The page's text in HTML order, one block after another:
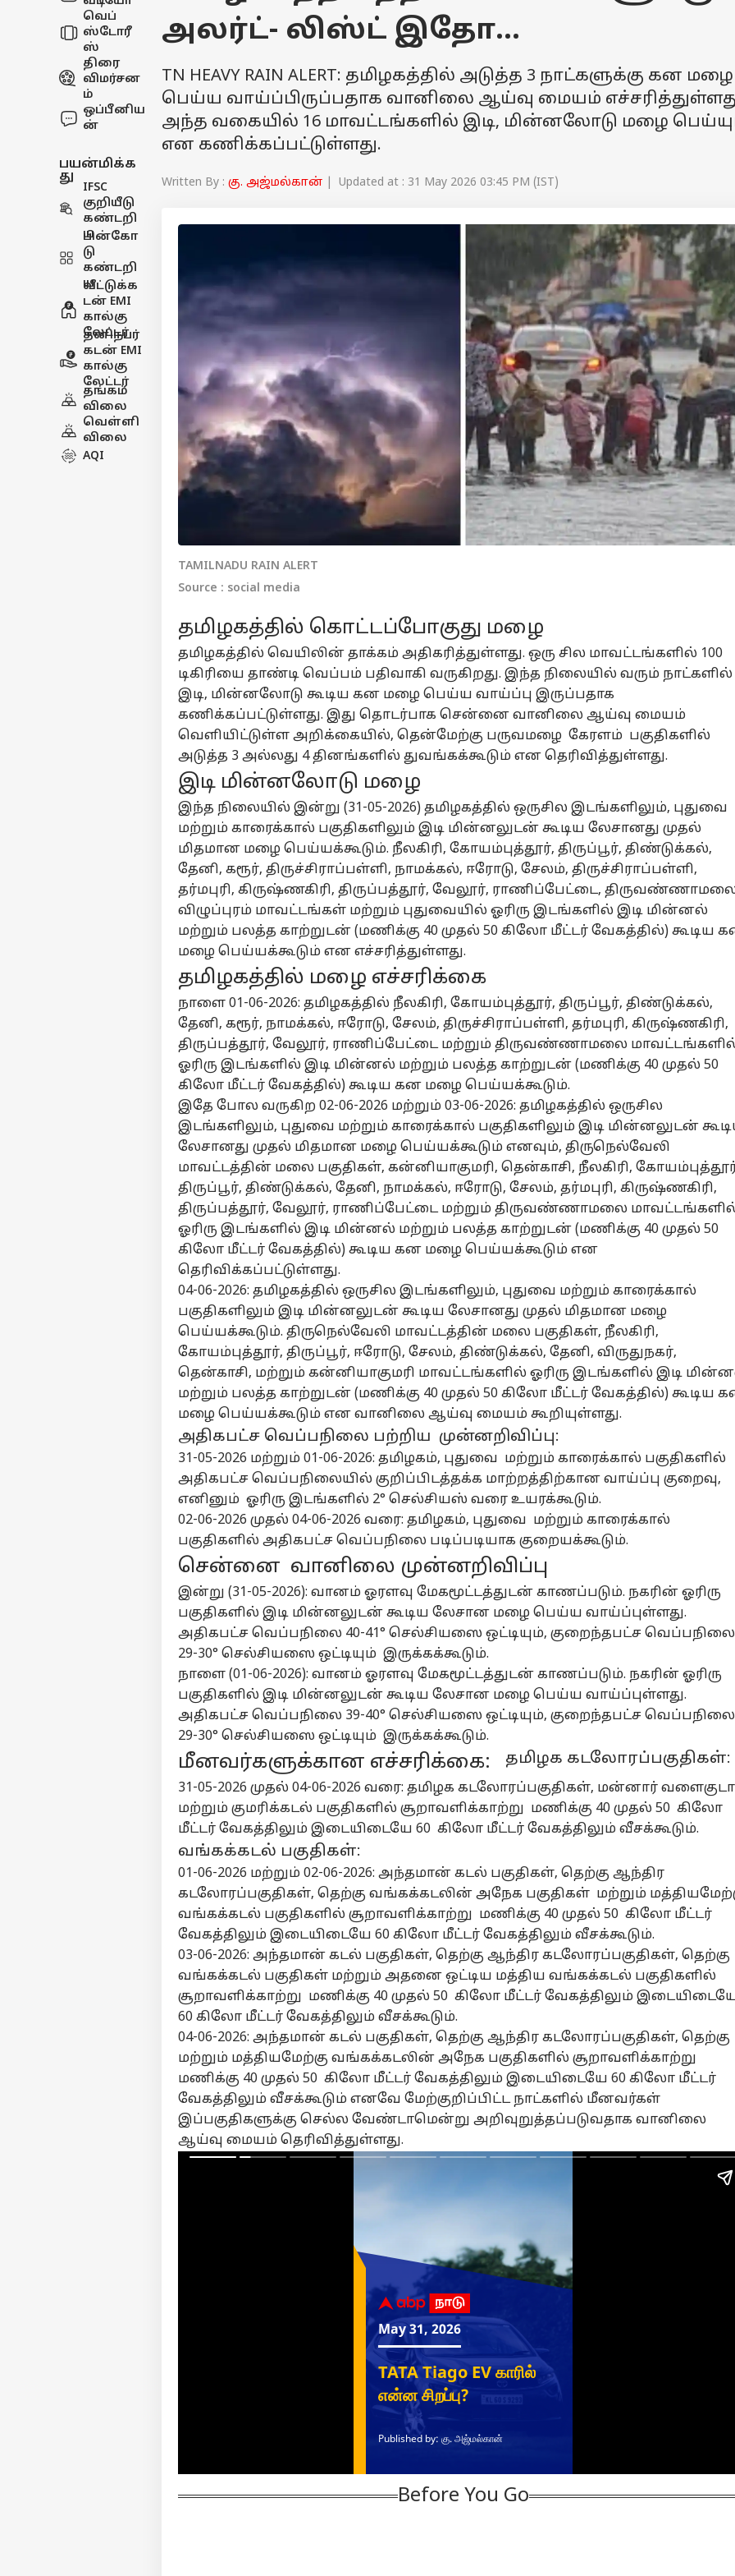
வெப்
ஸ்டோரீ
ஸ்
திரை
விமர்சன
ம்
ஒப்பீனிய
ன்
பயன்மிக்க
து
IFSC
குறியீடு
கண்டறி
ய
பின்கோ
டு
கண்டறி
ய
வீட்டுக்க
டன் EMI
கால்கு
லேட்டர்
தனிநபர்
கடன் EMI
கால்கு
லேட்டர்
தங்கம்
விலை
வெள்ளி
விலை
AQI
அலர்ட்- லிஸ்ட் இதோ...
TN HEAVY RAIN ALERT: தமிழகத்தில் அடுத்த 3 நாட்களுக்கு கன மழை
பெய்ய வாய்ப்பிருப்பதாக வானிலை ஆய்வு மையம்
அந்த வகையில் 16 மாவட்டங்களில் இடி, மின்னலோடு மழை
என கணிக்கப்பட்டுள்ளது.
Written By : கு. அஜ்மல்கான் | Updated at : 31 May 2026 03:45 PM (IST)
TAMILNADU RAIN ALERT
Source : social media
தமிழகத்தில் கொட்டப்போகுது மழை
தமிழகத்தில் வெயிலின் தாக்கம் அதிகரித்துள்ளது. ஒரு சில மாவட்டங்களில் 100
டிகிரியை தாண்டி வெப்பம் பதிவாகி வருகிறது. இந்த நிலையில் வரும் நாட்களில்
இடி, மின்னலோடு கூடிய கன மழை பெய்ய வாய்ப்பு இருப்பதாக
கணிக்கப்பட்டுள்ளது. இது தொடர்பாக சென்னை வானிலை ஆய்வு மையம்
வெளியிட்டுள்ள அறிக்கையில், தென்மேற்கு பருவமழை கேரளம் பகுதிகளில்
அடுத்த 3 அல்லது 4 தினங்களில் துவங்கக்கூடும் என தெரிவித்துள்ளது.
இடி மின்னலோடு மழை
இந்த நிலையில் இன்று (31-05-2026) தமிழகத்தில் ஒருசில இடங்களிலும், புதுவை
மற்றும் காரைக்கால் பகுதிகளிலும் இடி மின்னலுடன் கூடிய லேசானது முதல்
மிதமான மழை பெய்யக்கூடும். நீலகிரி, கோயம்புத்தூர், திருப்பூர், திண்டுக்கல்,
தேனி, கரூர், திருச்சிராப்பள்ளி, நாமக்கல், ஈரோடு, சேலம், திருச்சிராப்பள்ளி,
தர்மபுரி, கிருஷ்ணகிரி, திருப்பத்தூர், வேலூர், ராணிப்பேட்டை,
விழுப்புரம் மாவட்டங்கள் மற்றும் புதுவையில் ஓரிரு இடங்களில் இடி மின்னல்
மற்றும் பலத்த காற்றுடன் (மணிக்கு 40 முதல் 50 கிலோ மீட்டர் வேகத்தில்) கூடிய
மழை பெய்யக்கூடும் என எச்சரித்துள்ளது.
தமிழகத்தில் மழை எச்சரிக்கை
நாளை 01-06-2026: தமிழகத்தில் நீலகிரி, கோயம்புத்தூர், திருப்பூர், திண்டுக்கல்,
தேனி, கரூர், நாமக்கல், ஈரோடு, சேலம், திருச்சிராப்பள்ளி, தர்மபுரி, கிருஷ்ணகிரி,
திருப்பத்தூர், வேலூர், ராணிப்பேட்டை மற்றும் திருவண்ணாமலை
ஓரிரு இடங்களில் இடி மின்னல் மற்றும் பலத்த காற்றுடன் (மணிக்கு 40 முதல் 50
கிலோ மீட்டர் வேகத்தில்) கூடிய கன மழை பெய்யக்கூடும்.
இதே போல வருகிற 02-06-2026 மற்றும் 03-06-2026: தமிழகத்தில் ஒருசில
இடங்களிலும், புதுவை மற்றும் காரைக்கால் பகுதிகளிலும் இடி மின்னலுடன்
லேசானது முதல் மிதமான மழை பெய்யக்கூடும் எனவும், திருநெல்வேலி
மாவட்டத்தின் மலை பகுதிகள், கன்னியாகுமரி, தென்காசி, நீலகிரி,
திருப்பூர், திண்டுக்கல், தேனி, நாமக்கல், ஈரோடு, சேலம், தர்மபுரி, கிருஷ்ணகிரி,
திருப்பத்தூர், வேலூர், ராணிப்பேட்டை மற்றும் திருவண்ணாமலை
ஓரிரு இடங்களில் இடி மின்னல் மற்றும் பலத்த காற்றுடன் (மணிக்கு 40 முதல் 50
கிலோ மீட்டர் வேகத்தில்) கூடிய கன மழை பெய்யக்கூடும் என
தெரிவிக்கப்பட்டுள்ளது.
04-06-2026: தமிழகத்தில் ஒருசில இடங்களிலும், புதுவை மற்றும் காரைக்கால்
பகுதிகளிலும் இடி மின்னலுடன் கூடிய லேசானது முதல் மிதமான மழை
பெய்யக்கூடும். திருநெல்வேலி மாவட்டத்தின் மலை பகுதிகள், நீலகிரி,
கோயம்புத்தூர், திருப்பூர், ஈரோடு, சேலம், திண்டுக்கல், தேனி, விருதுநகர்,
தென்காசி, மற்றும் கன்னியாகுமரி மாவட்டங்களில் ஓரிரு இடங்களில் இடி
மற்றும் பலத்த காற்றுடன் (மணிக்கு 40 முதல் 50 கிலோ மீட்டர் வேகத்தில்) கூடிய
மழை பெய்யக்கூடும் என வானிலை ஆய்வு மையம் கூறியுள்ளது.
அதிகபட்ச வெப்பநிலை பற்றிய முன்னறிவிப்பு:
31-05-2026 மற்றும் 01-06-2026: தமிழகம், புதுவை மற்றும் காரைக்கால் பகுதிகளில்
அதிகபட்ச வெப்பநிலையில் குறிப்பிடத்தக்க மாற்றத்திற்கான வாய்ப்பு குறைவு,
எனினும் ஓரிரு இடங்களில் 2° செல்சியஸ் வரை உயரக்கூடும்.
02-06-2026 முதல் 04-06-2026 வரை: தமிழகம், புதுவை மற்றும் காரைக்கால்
பகுதிகளில் அதிகபட்ச வெப்பநிலை படிப்படியாக குறையக்கூடும்.
சென்னை வானிலை முன்னறிவிப்பு
இன்று (31-05-2026): வானம் ஓரளவு மேகமூட்டத்துடன் காணப்படும். நகரின் ஓரிரு
பகுதிகளில் இடி மின்னலுடன் கூடிய லேசான மழை பெய்ய வாய்ப்புள்ளது.
அதிகபட்ச வெப்பநிலை 40-41° செல்சியஸை ஒட்டியும், குறைந்தபட்ச வெப்பநிலை
29-30° செல்சியஸை ஒட்டியும் இருக்கக்கூடும்.
நாளை (01-06-2026): வானம் ஓரளவு மேகமூட்டத்துடன் காணப்படும். நகரின் ஓரிரு
பகுதிகளில் இடி மின்னலுடன் கூடிய லேசான மழை பெய்ய வாய்ப்புள்ளது.
அதிகபட்ச வெப்பநிலை 39-40° செல்சியஸை ஒட்டியும், குறைந்தபட்ச வெப்பநிலை
29-30° செல்சியஸை ஒட்டியும் இருக்கக்கூடும்.
மீனவர்களுக்கான எச்சரிக்கை: தமிழக கடலோரப்பகுதிகள்:
31-05-2026 முதல் 04-06-2026 வரை: தமிழக கடலோரப்பகுதிகள், மன்னார் வளைகுடா
மற்றும் குமரிக்கடல் பகுதிகளில் சூறாவளிக்காற்று மணிக்கு 40 முதல் 50 கிலோ
மீட்டர் வேகத்திலும் இடையிடையே 60 கிலோ மீட்டர் வேகத்திலும் வீசக்கூடும்.
வங்கக்கடல் பகுதிகள்:
01-06-2026 மற்றும் 02-06-2026: அந்தமான் கடல் பகுதிகள், தெற்கு ஆந்திர
கடலோரப்பகுதிகள், தெற்கு வங்கக்கடலின் அநேக பகுதிகள் மற்றும்
வங்கக்கடல் பகுதிகளில் சூறாவளிக்காற்று மணிக்கு 40 முதல் 50 கிலோ மீட்டர்
வேகத்திலும் இடையிடையே 60 கிலோ மீட்டர் வேகத்திலும் வீசக்கூடும்.
03-06-2026: அந்தமான் கடல் பகுதிகள், தெற்கு ஆந்திர கடலோரப்பகுதிகள், தெற்கு
வங்கக்கடல் பகுதிகள் மற்றும் அதனை ஒட்டிய மத்திய வங்கக்கடல் பகுதிகளில்
சூறாவளிக்காற்று மணிக்கு 40 முதல் 50 கிலோ மீட்டர் வேகத்திலும்
60 கிலோ மீட்டர் வேகத்திலும் வீசக்கூடும்.
04-06-2026: அந்தமான் கடல் பகுதிகள், தெற்கு ஆந்திர கடலோரப்பகுதிகள், தெற்கு
மற்றும் மத்தியமேற்கு வங்கக்கடலின் அநேக பகுதிகளில் சூறாவளிக்காற்று
மணிக்கு 40 முதல் 50 கிலோ மீட்டர் வேகத்திலும் இடையிடையே 60 கிலோ மீட்டர்
வேகத்திலும் வீசக்கூடும் எனவே மேற்குறிப்பிட்ட நாட்களில் மீனவர்கள்
இப்பகுதிகளுக்கு செல்ல வேண்டாமென்று அறிவுறுத்தப்படுவதாக வானிலை
ஆய்வு மையம் தெரிவித்துள்ளது.
Before You Go
Hello Guest
எங்களிடம்
விளம்பரம் செய்ய
சுயவிவரம்
வேலைவாய்ப்புகள்
தொடர்புகொள்ள
கருத்துக்கேட்பு
தனியுரிமை
கொள்கை
LOGIN
பர்சனல் கார்னர்
முக்கிய கட்டுரைகள் டாப் ரீல்ஸ்
தமிழ்நாடு
பனையூருக்கு
தூதுவிட்ட
முன்னாள்
முதல்வர் மகன்!
அப்பாவோட வரச்
சொன்ன தவெக -
நடந்தது என்ன?
அரசியல்
எதிர்பாராத
ட்விஸ்ட்கள்,
அடுத்தடுத்த
தோல்வி -
திமுகவின் அடுத்த
ப்ளான் என்ன?
தயாராகும் தவெக
தமிழ்நாடு
நீட் தேர்வுக்கு
எதிரான
போராட்டம்.!
வழக்குகள்
அனைத்தும் ரத்து-
தமிழ்நாடு
தமிழ்நாட்டுக்கு
தண்ணீர்.. பிரதமர்
மோடிகிட்ட ஒரு
வார்த்தை
பேசுனீங்களா?..
நயினாருக்கு
மாணிக்கம் தாகூர்
கேள்வி!
எல்லாமே இருந்தும்
ஓடல..! 7 சீட்டரை
அப்க்ரேட் செய்து
விலையை
குறைக்கும் மாருதி?
5 ஸ்டார் ரேட்டிங்,
23KM மைலேஜ்
தமிழ்நாடு
மிஸ்
பண்ணாதீங்க.!
ரேஷன் கடையில்
செய்ய சூப்பர்
சான்ஸ்-
வெளியான
முக்கிய அறிவிப்பு